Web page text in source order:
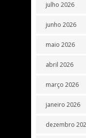
julho 2026
junho 2026
maio 2026
abril 2026
março 2026
janeiro 2026
dezembro